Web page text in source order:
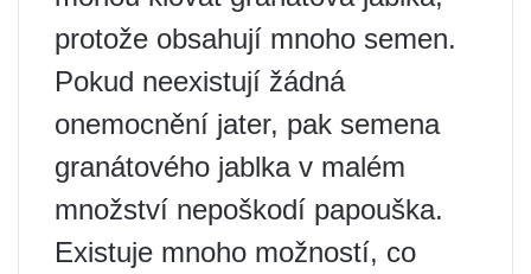
protože obsahují mnoho semen.
Pokud neexistují žádná
onemocnění jater, pak semena
granátového jablka v malém
množství nepoškodí papouška.
Existuje mnoho možností, co